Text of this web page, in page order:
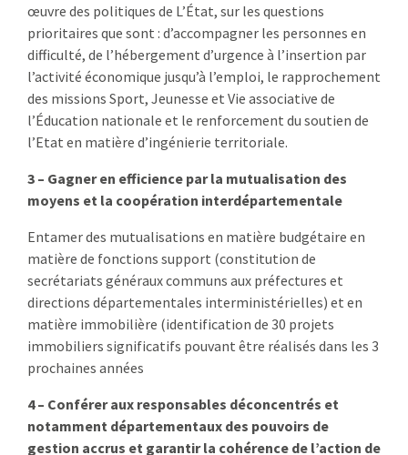
œuvre des politiques de L’État, sur les questions
prioritaires que sont : d’accompagner les personnes en
difficulté, de l’hébergement d’urgence à l’insertion par
l’activité économique jusqu’à l’emploi, le rapprochement
des missions Sport, Jeunesse et Vie associative de
l’Éducation nationale et le renforcement du soutien de
l’Etat en matière d’ingénierie territoriale.
3 – Gagner en efficience par la mutualisation des
moyens et la coopération interdépartementale
Entamer des mutualisations en matière budgétaire en
matière de fonctions support (constitution de
secrétariats généraux communs aux préfectures et
directions départementales interministérielles) et en
matière immobilière (identification de 30 projets
immobiliers significatifs pouvant être réalisés dans les 3
prochaines années
4 – Conférer aux responsables déconcentrés et
notamment départementaux des pouvoirs de
gestion accrus et garantir la cohérence de l’action de